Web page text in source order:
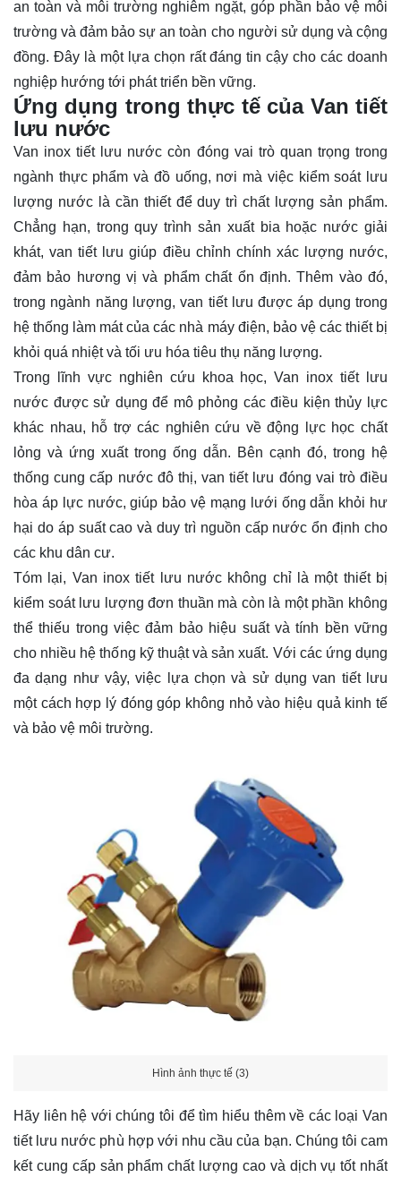
an toàn và môi trường nghiêm ngặt, góp phần bảo vệ môi
trường và đảm bảo sự an toàn cho người sử dụng và cộng
đồng. Đây là một lựa chọn rất đáng tin cậy cho các doanh
nghiệp hướng tới phát triển bền vững.
Ứng dụng trong thực tế của Van tiết
lưu nước
Van inox tiết lưu nước còn đóng vai trò quan trọng trong
ngành thực phẩm và đồ uống, nơi mà việc kiểm soát lưu
lượng nước là cần thiết để duy trì chất lượng sản phẩm.
Chẳng hạn, trong quy trình sản xuất bia hoặc nước giải
khát, van tiết lưu giúp điều chỉnh chính xác lượng nước,
đảm bảo hương vị và phẩm chất ổn định. Thêm vào đó,
trong ngành năng lượng, van tiết lưu được áp dụng trong
hệ thống làm mát của các nhà máy điện, bảo vệ các thiết bị
khỏi quá nhiệt và tối ưu hóa tiêu thụ năng lượng.
Trong lĩnh vực nghiên cứu khoa học, Van inox tiết lưu
nước được sử dụng để mô phỏng các điều kiện thủy lực
khác nhau, hỗ trợ các nghiên cứu về động lực học chất
lỏng và ứng xuất trong ống dẫn. Bên cạnh đó, trong hệ
thống cung cấp nước đô thị, van tiết lưu đóng vai trò điều
hòa áp lực nước, giúp bảo vệ mạng lưới ống dẫn khỏi hư
hại do áp suất cao và duy trì nguồn cấp nước ổn định cho
các khu dân cư.
Tóm lại, Van inox tiết lưu nước không chỉ là một thiết bị
kiểm soát lưu lượng đơn thuần mà còn là một phần không
thể thiếu trong việc đảm bảo hiệu suất và tính bền vững
cho nhiều hệ thống kỹ thuật và sản xuất. Với các ứng dụng
đa dạng như vậy, việc lựa chọn và sử dụng van tiết lưu
một cách hợp lý đóng góp không nhỏ vào hiệu quả kinh tế
và bảo vệ môi trường.
Hình ảnh thực tế (3)
Hãy liên hệ với chúng tôi để tìm hiểu thêm về các loại Van
tiết lưu nước phù hợp với nhu cầu của bạn. Chúng tôi cam
kết cung cấp sản phẩm chất lượng cao và dịch vụ tốt nhất